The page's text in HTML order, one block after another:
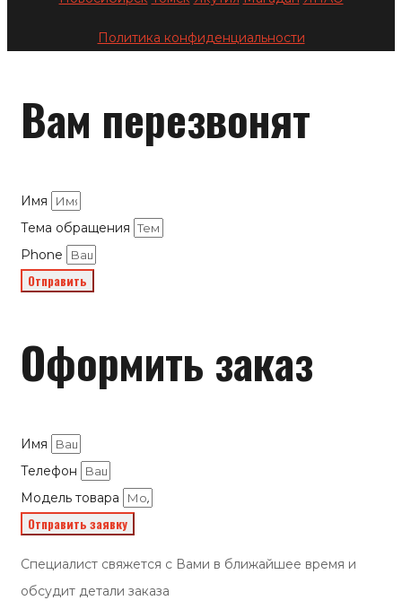
Политика конфиденциальности
Вам перезвонят
Имя
Тема обращения
Phone
Отправить
Оформить заказ
Имя
Телефон
Модель товара
Отправить заявку
Специалист свяжется с Вами в ближайшее время и
обсудит детали заказа